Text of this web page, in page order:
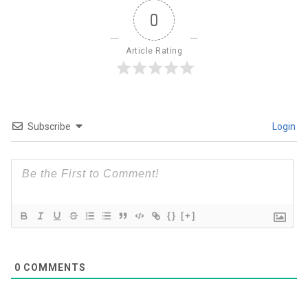
0
Article Rating
Subscribe Login
{} [+]
0 COMMENTS